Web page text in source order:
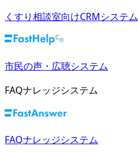
くすり相談室向けCRMシステム
市民の声・広聴システム
FAQナレッジシステム
FAQナレッジシステム